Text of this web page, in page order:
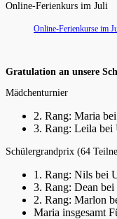
Online-Ferienkurs im Juli
Online-Ferienkurse im
Gratulation an unsere
Mädchenturnier
2. Rang: Maria
3. Rang: Leila bei
Schülergrandprix (64
1. Rang: Nils bei
3. Rang: Dean
2. Rang: Marlon
Maria insgesamt